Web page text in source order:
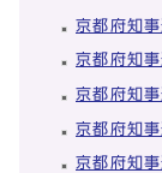
京都府知
京都府知
京都府知
京都府知
京都府知